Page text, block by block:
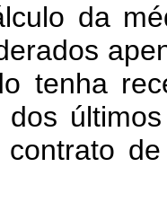
da
tenha
dos